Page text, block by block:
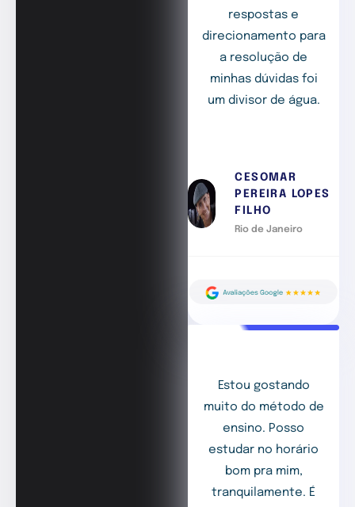
respostas e
direcionamento para
a resolução de
minhas dúvidas foi
um divisor de água.
CESOMAR
PEREIRA LOPES
FILHO
Rio de Janeiro
Estou gostando
muito do método de
ensino. Posso
estudar no horário
bom pra mim,
tranquilamente. É